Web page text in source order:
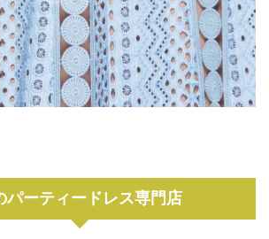
パーティードレス専門店